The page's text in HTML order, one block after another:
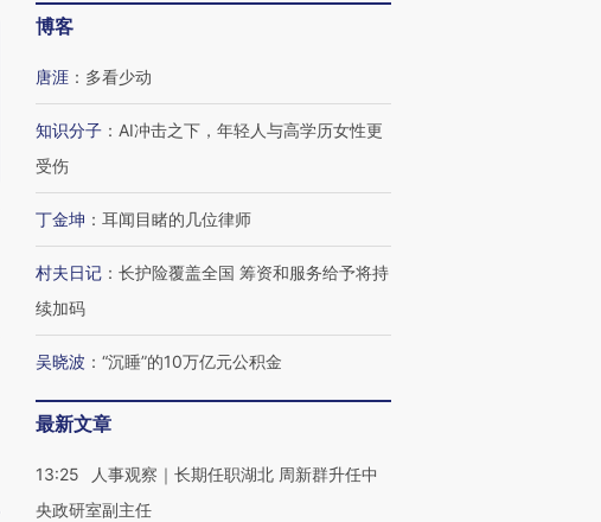
博客
唐涯 ： 多看少动
知识分子 ： AI冲击之下，年轻人与高学历女性更
受伤
丁金坤 ： 耳闻目睹的几位律师
村夫日记 ： 长护险覆盖全国 筹资和服务给予将持
续加码
吴晓波 ： “沉睡”的10万亿元公积金
最新文章
13:25
人事观察｜长期任职湖北 周新群升任中
央政研室副主任